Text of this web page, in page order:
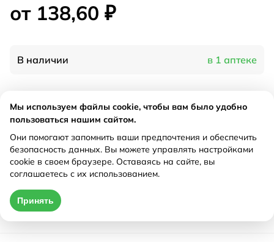
от 138,60 ₽
В наличии в 1 аптеке
Характеристики
Рецепт
Не требуется
от 138,60 ₽
Мы используем файлы cookie, чтобы вам было удобно
пользоваться нашим сайтом.
Они помогают запомнить ваши предпочтения и обеспечить
безопасность данных. Вы можете управлять настройками
cookie в своем браузере. Оставаясь на сайте, вы
соглашаетесь с их использованием.
Принять